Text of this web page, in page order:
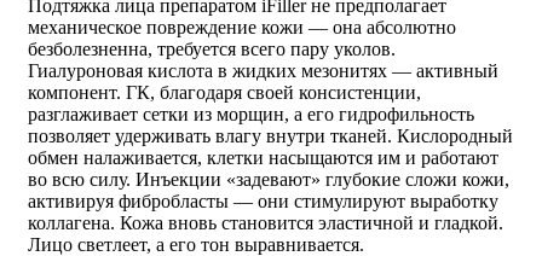
Подтяжка лица препаратом iFiller не предполагает
механическое повреждение кожи — она абсолютно
безболезненна, требуется всего пару уколов.
Гиалуроновая кислота в жидких мезонитях — активный
компонент. ГК, благодаря своей консистенции,
разглаживает сетки из морщин, а его гидрофильность
позволяет удерживать влагу внутри тканей. Кислородный
обмен налаживается, клетки насыщаются им и работают
во всю силу. Инъекции «задевают» глубокие сложи кожи,
активируя фибробласты — они стимулируют выработку
коллагена. Кожа вновь становится эластичной и гладкой.
Лицо светлеет, а его тон выравнивается.